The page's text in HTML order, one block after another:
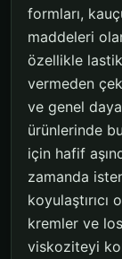
formları,
maddeleri
özellikle
vermeden
ve genel
ürünlerinde
için hafif
zamanda
kremler ve
viskoziteyi